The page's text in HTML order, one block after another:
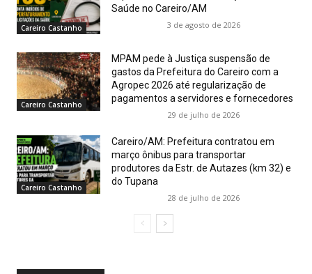
Careiro Castanho
Saúde no Careiro/AM
3 de agosto de 2026
Careiro Castanho
MPAM pede à Justiça suspensão de
gastos da Prefeitura do Careiro com a
Agropec 2026 até regularização de
pagamentos a servidores e fornecedores
29 de julho de 2026
Careiro Castanho
Careiro/AM: Prefeitura contratou em
março ônibus para transportar
produtores da Estr. de Autazes (km 32) e
do Tupana
28 de julho de 2026